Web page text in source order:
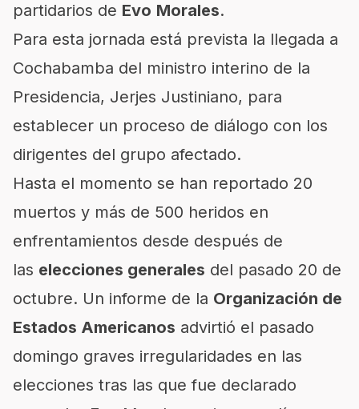
partidarios de Evo Morales.
Para esta jornada está prevista la llegada a
Cochabamba del ministro interino de la
Presidencia, Jerjes Justiniano, para
establecer un proceso de diálogo con los
dirigentes del grupo afectado.
Hasta el momento se han reportado 20
muertos y más de 500 heridos en
enfrentamientos desde después de
las elecciones generales del pasado 20 de
octubre. Un informe de la Organización de
Estados Americanos advirtió el pasado
domingo graves irregularidades en las
elecciones tras las que fue declarado